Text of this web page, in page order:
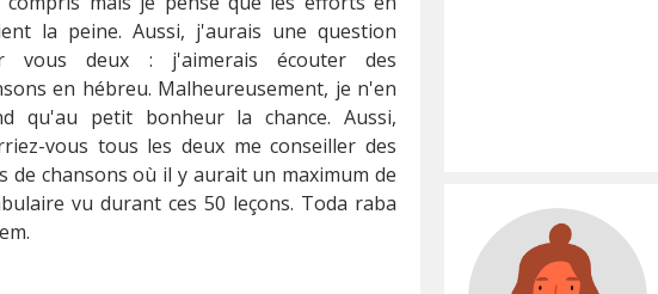
la peine. Aussi, j'aurais une question
vous deux : j'aimerais écouter des
en hébreu. Malheureusement, je n'en
qu'au petit bonheur la chance. Aussi,
vous tous les deux me conseiller des
de chansons où il y aurait un maximum de
vu durant ces 50 leçons. Toda raba